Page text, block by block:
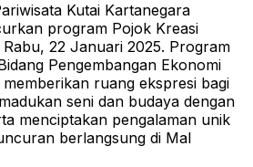
Kutai Kartanegara
program Pojok Kreasi
Rabu, 22 Januari 2025. Program
Pengembangan Ekonomi
ruang ekspresi bagi
seni dan budaya dengan
menciptakan pengalaman unik
berlangsung di Mal